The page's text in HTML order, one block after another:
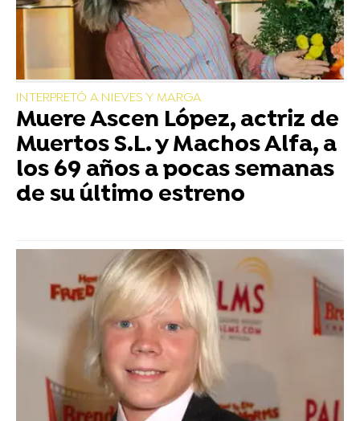
INTERPRETÓ A NIEVES Y MARGA
Muere Ascen López, actriz de
Muertos S.L. y Machos Alfa, a
los 69 años a pocas semanas
de su último estreno